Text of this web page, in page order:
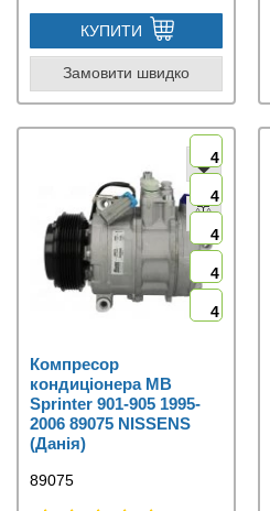
КУПИТИ
Замовити швидко
4
4
4
4
4
Компресор
кондиціонера MB
Sprinter 901-905 1995-
2006 89075 NISSENS
(Данія)
89075